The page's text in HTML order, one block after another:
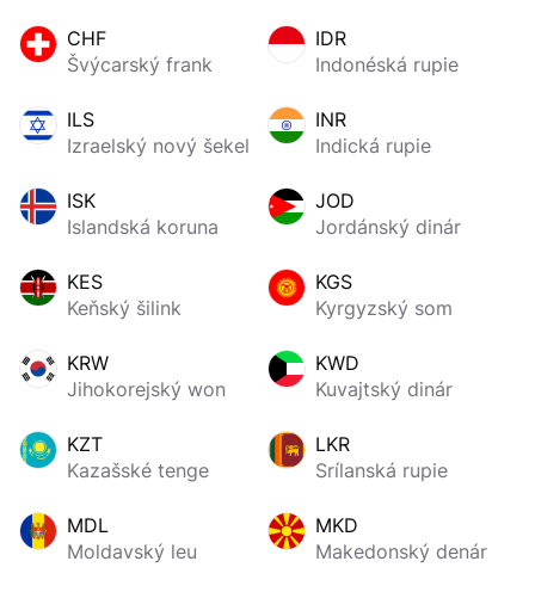
CHF
Švýcarský frank
IDR
Indonéská rupie
ILS
Izraelský nový šekel
INR
Indická rupie
ISK
Islandská koruna
JOD
Jordánský dinár
KES
Keňský šilink
KGS
Kyrgyzský som
KRW
Jihokorejský won
KWD
Kuvajtský dinár
KZT
Kazašské tenge
LKR
Srílanská rupie
MDL
Moldavský leu
MKD
Makedonský denár